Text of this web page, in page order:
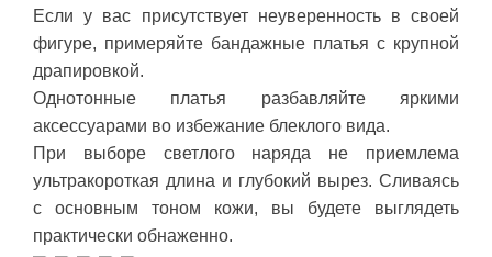
Если у вас присутствует неуверенность в своей
фигуре, примеряйте бандажные платья с крупной
драпировкой.
Однотонные платья разбавляйте яркими
аксессуарами во избежание блеклого вида.
При выборе светлого наряда не приемлема
ультракороткая длина и глубокий вырез. Сливаясь
с основным тоном кожи, вы будете выглядеть
практически обнаженно.